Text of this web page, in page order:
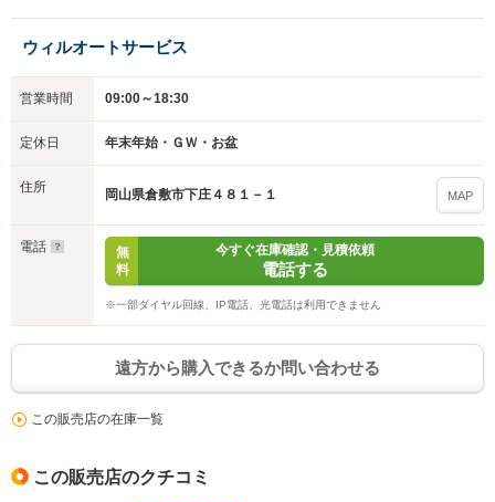
ウィルオートサービス
営業時間 09:00～18:30
定休日 年末年始・ＧＷ・お盆
住所 岡山県倉敷市下庄４８１－１ MAP
電話
無
料
今すぐ在庫確認・見積依頼
電話する
※一部ダイヤル回線、IP電話、光電話は利用できません
遠方から購入できるか問い合わせる
この販売店の在庫一覧
この販売店のクチコミ
※次回問い合わせをする際に自動入力されます
※保存された情報は90日で破棄されます
いいえ はい